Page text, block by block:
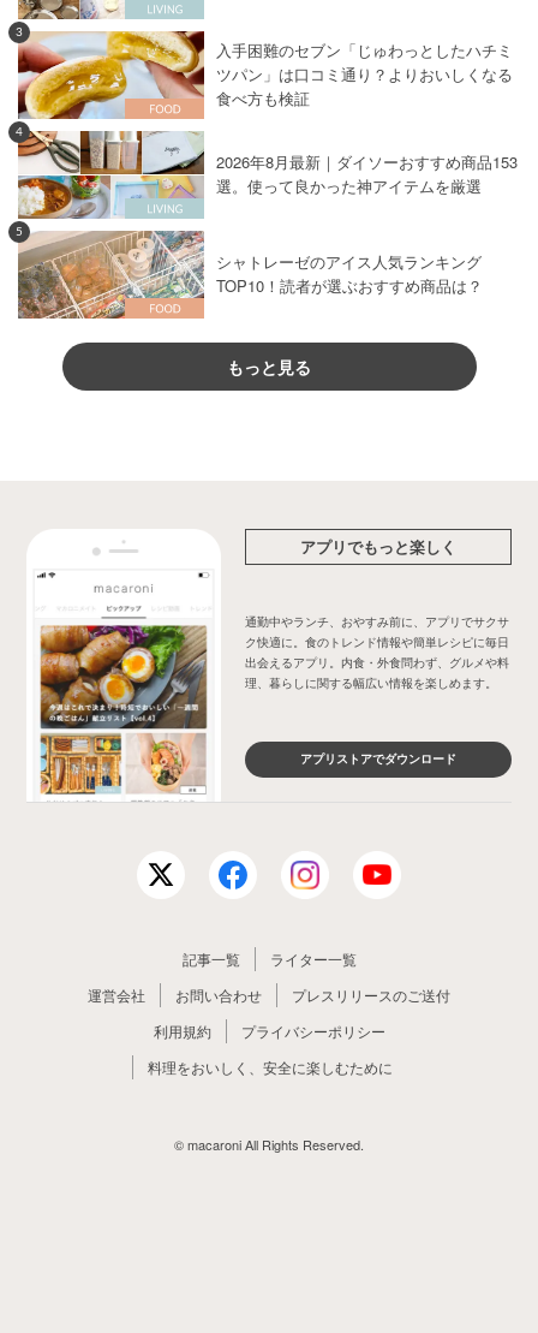
3
入手困難のセブン「じゅわっとしたハチミ
ツパン」は口コミ通り？よりおいしくなる
食べ方も検証
4
2026年8月最新｜ダイソーおすすめ商品153
選。使って良かった神アイテムを厳選
5
シャトレーゼのアイス人気ランキング
TOP10！読者が選ぶおすすめ商品は？
もっと見る
アプリでもっと楽しく
通勤中やランチ、おやすみ前に、アプリでサクサ
ク快適に。食のトレンド情報や簡単レシピに毎日
出会えるアプリ。内食・外食問わず、グルメや料
理、暮らしに関する幅広い情報を楽しめます。
アプリストアでダウンロード
記事一覧
ライター一覧
運営会社
お問い合わせ
プレスリリースのご送付
利用規約
プライバシーポリシー
料理をおいしく、安全に楽しむために
© macaroni All Rights Reserved.